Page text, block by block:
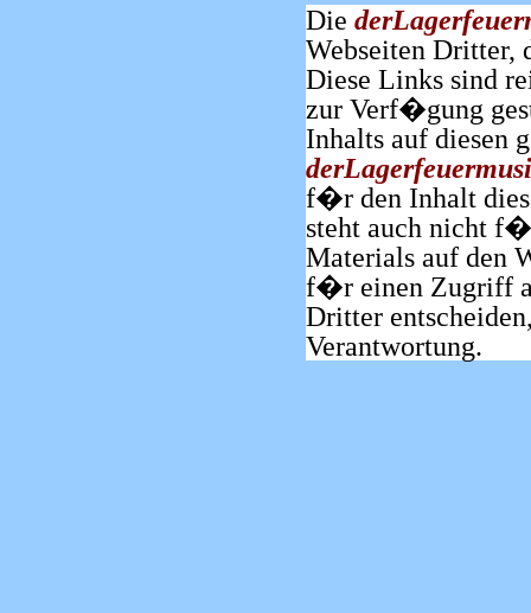
Die
Webseiten Dritter,
Diese Links sind
zur Verf�gung
Inhalts auf diesen
f�r den Inhalt
steht auch nicht
Materials auf den
f�r einen Zugriff
Dritter
Verantwortung.